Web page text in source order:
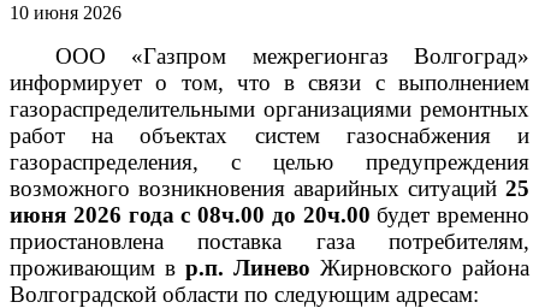
10 июня 2026
ООО «Газпром межрегионгаз Волгоград»
информирует о том, что в связи с выполнением
газораспределительными организациями ремонтных
работ на объектах систем газоснабжения и
газораспределения, с целью предупреждения
возможного возникновения аварийных ситуаций 25
июня 2026 года с 08ч.00 до 20ч.00будет временно
приостановлена поставка газа потребителям,
проживающим в р.п. Линево Жирновского района
Волгоградской области по следующим адресам: